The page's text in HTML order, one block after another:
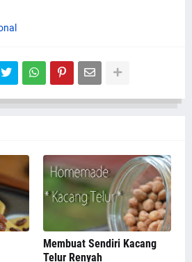
Membuat Sendiri Kacang
Telur Renyah